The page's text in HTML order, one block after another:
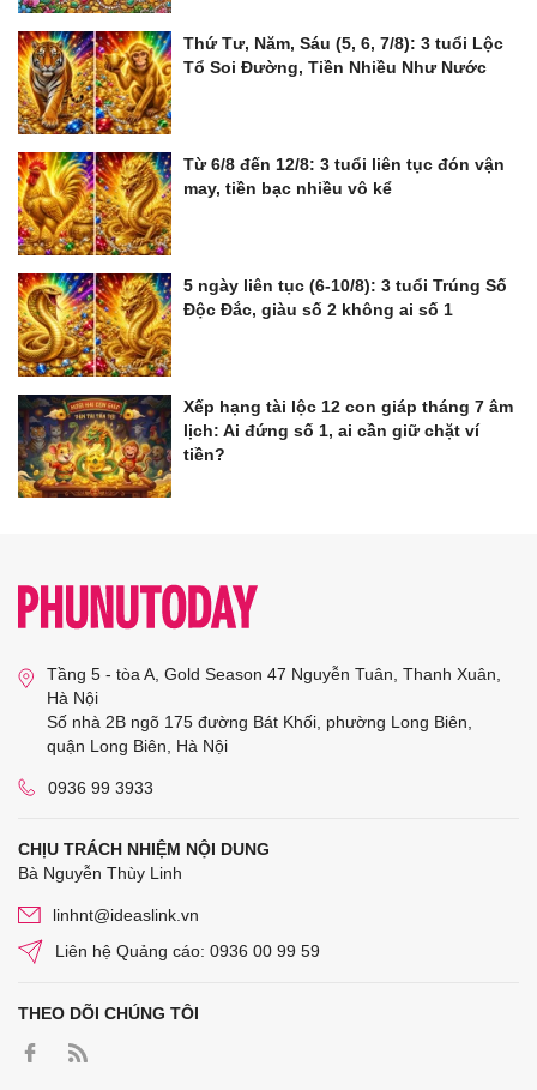
Thứ Tư, Năm, Sáu (5, 6, 7/8): 3 tuổi Lộc
Tổ Soi Đường, Tiền Nhiều Như Nước
Từ 6/8 đến 12/8: 3 tuổi liên tục đón vận
may, tiền bạc nhiều vô kể
5 ngày liên tục (6-10/8): 3 tuổi Trúng Số
Độc Đắc, giàu số 2 không ai số 1
Xếp hạng tài lộc 12 con giáp tháng 7 âm
lịch: Ai đứng số 1, ai cần giữ chặt ví
tiền?
Tầng 5 - tòa A, Gold Season 47 Nguyễn Tuân, Thanh Xuân,
Hà Nội
Số nhà 2B ngõ 175 đường Bát Khối, phường Long Biên,
quận Long Biên, Hà Nội
0936 99 3933
CHỊU TRÁCH NHIỆM NỘI DUNG
Bà Nguyễn Thùy Linh
linhnt@ideaslink.vn
Liên hệ Quảng cáo: 0936 00 99 59
THEO DÕI CHÚNG TÔI